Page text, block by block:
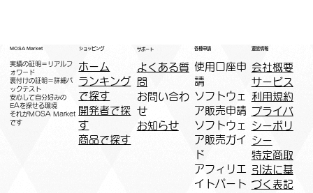
MOSA Market
実績の証明＝リアルフ
ォワード
裏付けの証明＝詳細バ
ックテスト
安心して自分好みの
EAを探せる環境
​それがMOSA Market
です
ショッピング
ホーム
ランキング
で探す
開発者で探
す
商品で探す
サポート
よくある質
問
お問い合わ
せ
お知らせ
各種申請
​使用口座申
請
ソフトウェ
ア販売申請
ソフトウェ
ア販売ガイ
ド
アフィリエ
イトパート
運営情報
会社概要
サービス
利用規約
プライバ
シーポリ
シー
特定商取
引法に基
づく表記